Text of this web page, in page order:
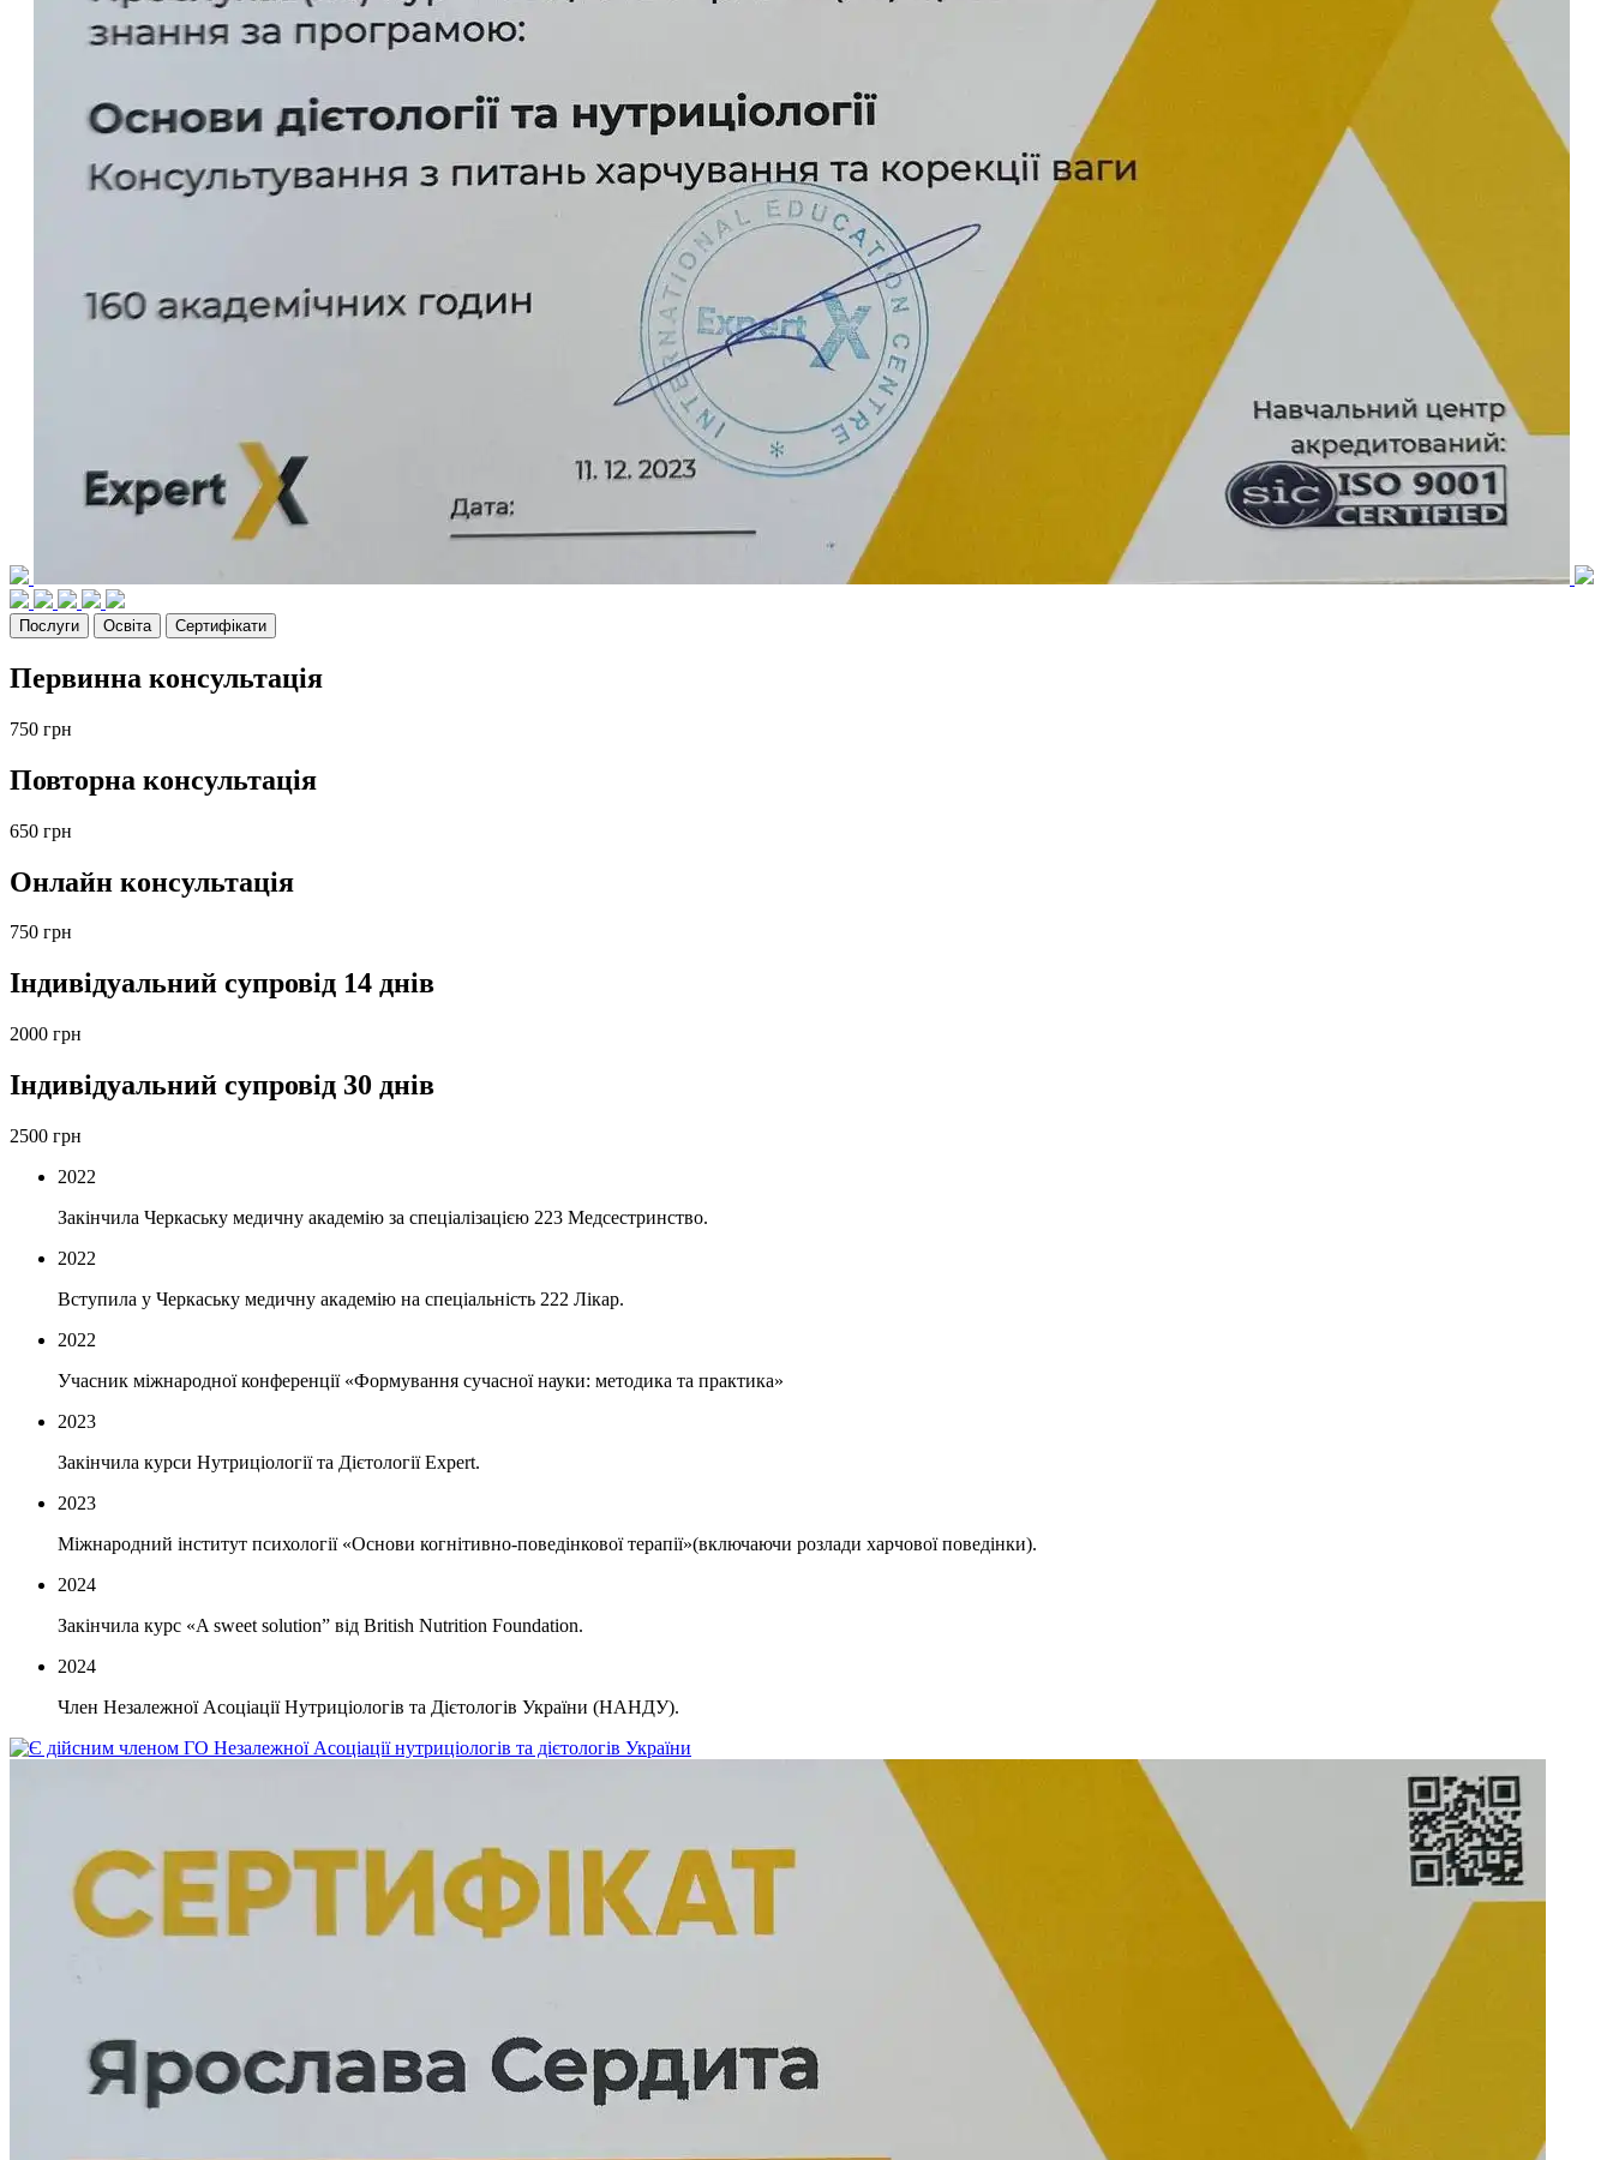
Послуги Освіта Сертифікати
Первинна консультація
750 грн
Повторна консультація
650 грн
Онлайн консультація
750 грн
Індивідуальний супровід 14 днів
2000 грн
Індивідуальний супровід 30 днів
2500 грн
2022
Закінчила Черкаську медичну академію за спеціалізацією 223 Медсестринство.
2022
Вступила у Черкаську медичну академію на спеціальність 222 Лікар.
2022
Учасник міжнародної конференції «Формування сучасної науки: методика та практика»
2023
Закінчила курси Нутриціології та Дієтології Expert.
2023
Міжнародний інститут психології «Основи когнітивно-поведінкової терапії»(включаючи розлади харчової поведінки).
2024
Закінчила курс «A sweet solution” від British Nutrition Foundation.
2024
Член Незалежної Асоціації Нутриціологів та Дієтологів України (НАНДУ).